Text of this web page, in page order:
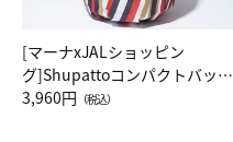
[マーナxJALショッピン
グ]Shupattoコンパクトバッグ
Drop JAL客室乗務員（LC）ス
3,960円 （税込）